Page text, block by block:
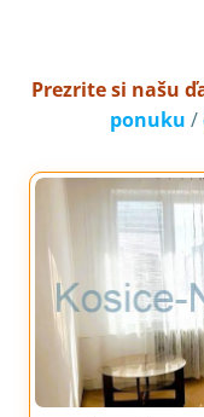
Prezrite si našu
ponuku /